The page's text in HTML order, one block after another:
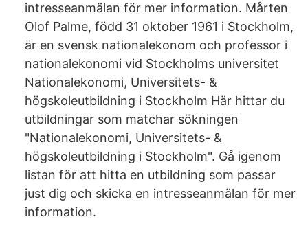
intresseanmälan för mer information. Mårten
Olof Palme, född 31 oktober 1961 i Stockholm,
är en svensk nationalekonom och professor i
nationalekonomi vid Stockholms universitet
Nationalekonomi, Universitets- &
högskoleutbildning i Stockholm Här hittar du
utbildningar som matchar sökningen
"Nationalekonomi, Universitets- &
högskoleutbildning i Stockholm". Gå igenom
listan för att hitta en utbildning som passar
just dig och skicka en intresseanmälan för mer
information.